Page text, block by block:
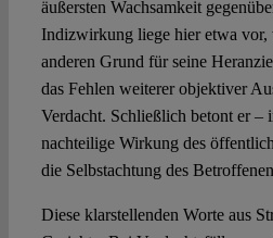
äußersten Wachsamkeit
Indizwirkung liege hier etwa vor,
anderen Grund für seine
das Fehlen weiterer objektiver
Verdacht. Schließlich betont er –
nachteilige Wirkung des
die Selbstachtung des
Diese klarstellenden Worte aus